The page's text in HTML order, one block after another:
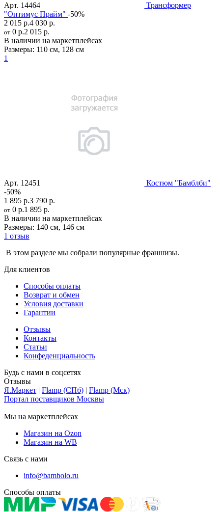
Арт. 14464
Трансформер
"Оптимус Прайм" -50%
2 015 р.4 030 р.
от 0 р.2 015 р.
В наличии на маркетплейсах
Размеры: 110 см, 128 см
1
Арт. 12451
Костюм "Бамблби"
-50%
1 895 р.3 790 р.
от 0 р.1 895 р.
В наличии на маркетплейсах
Размеры: 140 см, 146 см
1 отзыв
В этом разделе мы собрали популярные франшизы.
Для клиентов
Способы оплаты
Возврат и обмен
Условия доставки
Гарантии
Отзывы
Контакты
Статьи
Конфеденциальность
Будь с нами в соцсетях
Отзывы
Я.Маркет | Flamp (СПб) | Flamp (Мск)
Портал поставщиков Москвы
Мы на маркетплейсах
Магазин на Ozon
Магазин на WB
Связь с нами
info@bambolo.ru
Способы оплаты